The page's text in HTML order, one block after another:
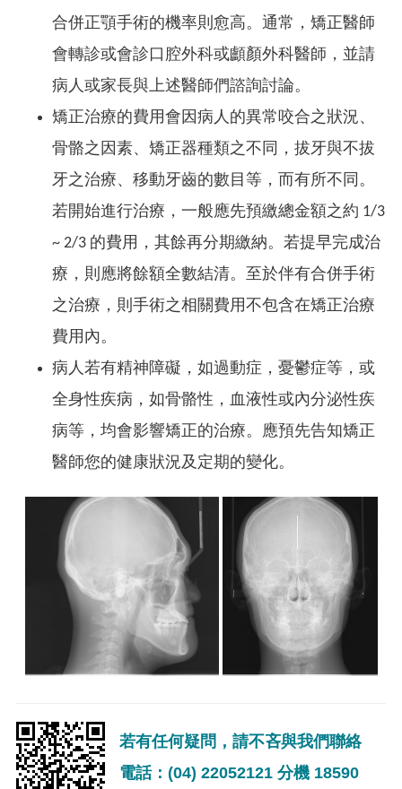
合併正顎手術的機率則愈高。通常，矯正醫師
會轉診或會診口腔外科或顱顏外科醫師，並請
病人或家長與上述醫師們諮詢討論。
矯正治療的費用會因病人的異常咬合之狀況、
骨骼之因素、矯正器種類之不同，拔牙與不拔
牙之治療、移動牙齒的數目等，而有所不同。
若開始進行治療，一般應先預繳總金額之約 1/3
~ 2/3 的費用，其餘再分期繳納。若提早完成治
療，則應將餘額全數結清。至於伴有合併手術
之治療，則手術之相關費用不包含在矯正治療
費用內。
病人若有精神障礙，如過動症，憂鬱症等，或
全身性疾病，如骨骼性，血液性或內分泌性疾
病等，均會影響矯正的治療。應預先告知矯正
醫師您的健康狀況及定期的變化。
若有任何疑問，請不吝與我們聯絡
電話：(04) 22052121 分機 18590